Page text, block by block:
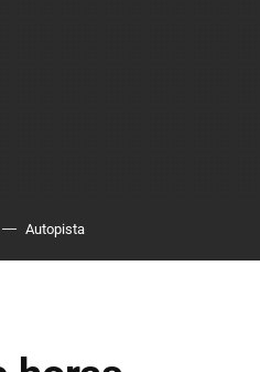
Autopista